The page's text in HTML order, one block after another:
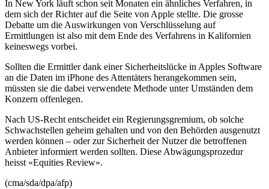
In New York läuft schon seit Monaten ein ähnliches Verfahren, in
dem sich der Richter auf die Seite von Apple stellte. Die grosse
Debatte um die Auswirkungen von Verschlüsselung auf
Ermittlungen ist also mit dem Ende des Verfahrens in Kalifornien
keineswegs vorbei.
Sollten die Ermittler dank einer Sicherheitslücke in Apples Software
an die Daten im iPhone des Attentäters herangekommen sein,
müssten sie die dabei verwendete Methode unter Umständen dem
Konzern offenlegen.
Nach US-Recht entscheidet ein Regierungsgremium, ob solche
Schwachstellen geheim gehalten und von den Behörden ausgenutzt
werden können – oder zur Sicherheit der Nutzer die betroffenen
Anbieter informiert werden sollten. Diese Abwägungsprozedur
heisst «Equities Review».
(cma/sda/dpa/afp)